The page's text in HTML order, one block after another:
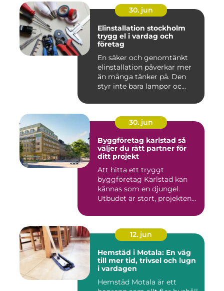
30. jun
Elinstallation stockholm
trygg el i vardag och
företag
En säker och genomtänkt
elinstallation påverkar mer
än många tänker på. Den
styr inte bara lampor oc...
30. jun
Byggföretag karlstad så
väljer du rätt partner för
ditt projekt
Att hitta ett tryggt
byggföretag Karlstad kan
kännas som en djungel.
Utbudet är stort, projekten
12. jun
Hemstäd i Motala: En väg
till mer tid, trivsel och lugn
i vardagen
Hemstäd Motala är ett